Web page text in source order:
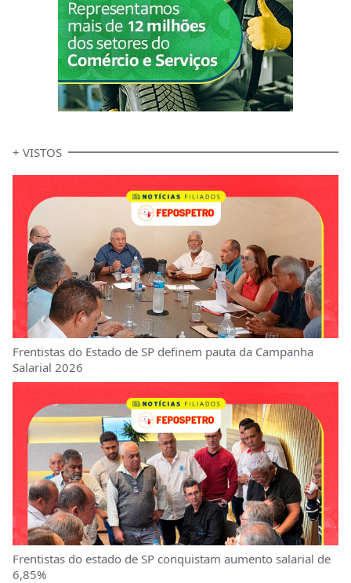
+ VISTOS
Frentistas do Estado de SP definem pauta da Campanha
Salarial 2026
Frentistas do estado de SP conquistam aumento salarial de
6,85%